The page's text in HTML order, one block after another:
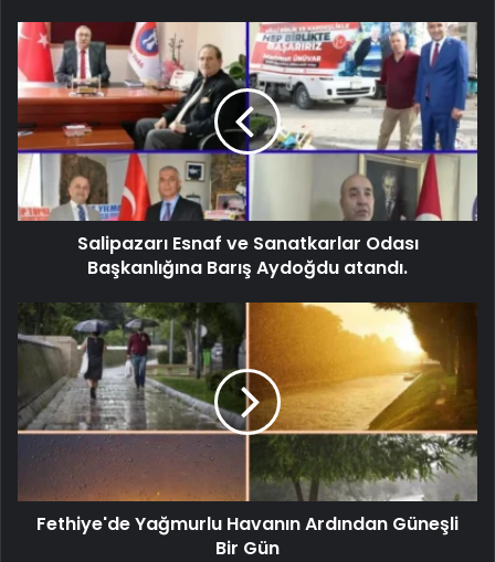
Salipazarı Esnaf ve Sanatkarlar Odası
Başkanlığına Barış Aydoğdu atandı.
Fethiye'de Yağmurlu Havanın Ardından Güneşli
Bir Gün